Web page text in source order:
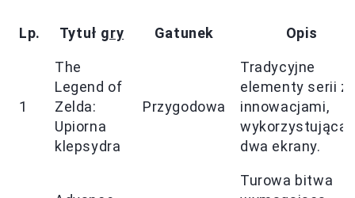
Lp. Tytuł gry Gatunek Opis
1
The
Legend of
Zelda:
Upiorna
klepsydra
Przygodowa
Tradycyjne
elementy serii z
innowacjami,
wykorzystująca
dwa ekrany.
Turowa bitwa